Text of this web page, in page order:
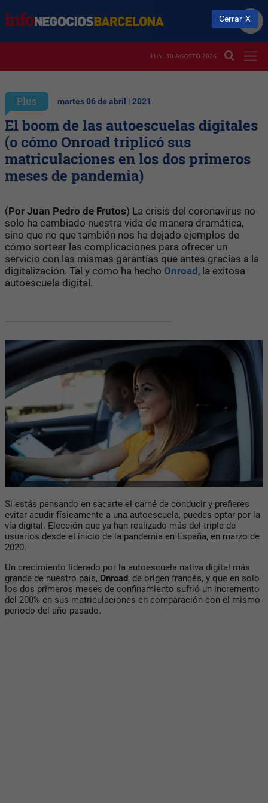
LUN. 10 AGOSTO 2026
Plus martes 06 de abril | 2021
El boom de las autoescuelas digitales
(o cómo Onroad triplicó sus
matriculaciones en los dos primeros
meses de pandemia)
(Por Juan Pedro de Frutos) La crisis del coronavirus no
solo ha cambiado nuestra vida de manera dramática,
sino que no que también nos ha dejado ejemplos de
cómo sortear las complicaciones para ofrecer un
servicio con las mismas garantías que antes gracias a la
digitalización. Tal y como ha hecho Onroad, la exitosa
autoescuela digital.
Si estás pensando en sacarte el carné de conducir y prefieres
evitar acudir físicamente a una autoescuela, puedes optar por la
vía digital. Elección que ya han realizado más del triple de
usuarios desde el inicio de la pandemia en España, en marzo de
2020.
Un crecimiento liderado por la autoescuela nativa digital más
grande de nuestro país, Onroad, de origen francés, y que en solo
los dos primeros meses de confinamiento sufrió un incremento
del 200% en sus matriculaciones en comparación con el mismo
periodo del año pasado.
Cerrar